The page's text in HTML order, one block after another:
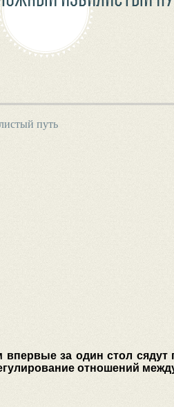
путь
за один стол
отношений